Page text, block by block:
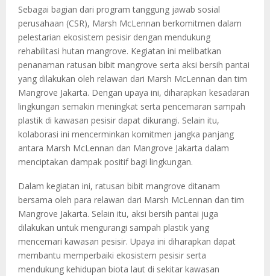
Sebagai bagian dari program tanggung jawab sosial
perusahaan (CSR), Marsh McLennan berkomitmen dalam
pelestarian ekosistem pesisir dengan mendukung
rehabilitasi hutan mangrove. Kegiatan ini melibatkan
penanaman ratusan bibit mangrove serta aksi bersih pantai
yang dilakukan oleh relawan dari Marsh McLennan dan tim
Mangrove Jakarta. Dengan upaya ini, diharapkan kesadaran
lingkungan semakin meningkat serta pencemaran sampah
plastik di kawasan pesisir dapat dikurangi. Selain itu,
kolaborasi ini mencerminkan komitmen jangka panjang
antara Marsh McLennan dan Mangrove Jakarta dalam
menciptakan dampak positif bagi lingkungan.
Dalam kegiatan ini, ratusan bibit mangrove ditanam
bersama oleh para relawan dari Marsh McLennan dan tim
Mangrove Jakarta. Selain itu, aksi bersih pantai juga
dilakukan untuk mengurangi sampah plastik yang
mencemari kawasan pesisir. Upaya ini diharapkan dapat
membantu memperbaiki ekosistem pesisir serta
mendukung kehidupan biota laut di sekitar kawasan